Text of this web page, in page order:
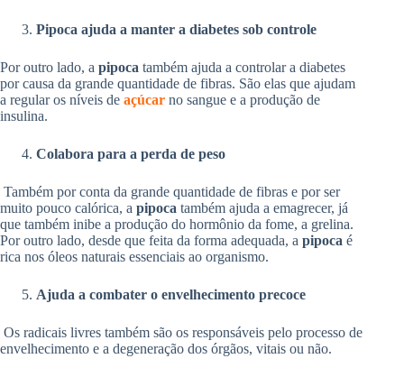
Pipoca ajuda a manter a diabetes sob controle
Por outro lado, a pipoca também ajuda a controlar a diabetes
por causa da grande quantidade de fibras. São elas que ajudam
a regular os níveis de açúcar no sangue e a produção de
insulina.
Colabora para a perda de peso
Também por conta da grande quantidade de fibras e por ser
muito pouco calórica, a pipoca também ajuda a emagrecer, já
que também inibe a produção do hormônio da fome, a grelina.
Por outro lado, desde que feita da forma adequada, a pipoca é
rica nos óleos naturais essenciais ao organismo.
Ajuda a combater o envelhecimento precoce
Os radicais livres também são os responsáveis pelo processo de
envelhecimento e a degeneração dos órgãos, vitais ou não.